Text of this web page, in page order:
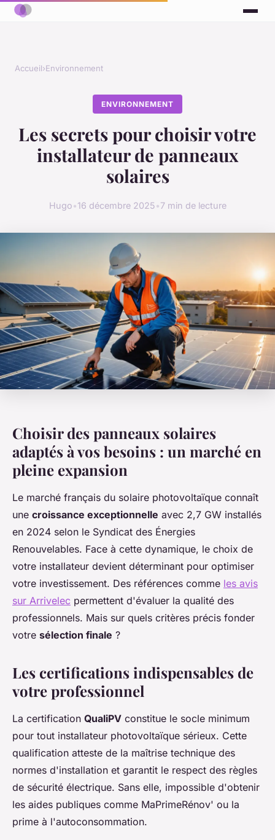
Accueil›Environnement
ENVIRONNEMENT
Les secrets pour choisir votre
installateur de panneaux
solaires
Hugo•16 décembre 2025•7 min de lecture
Choisir des panneaux solaires
adaptés à vos besoins : un marché en
pleine expansion
Le marché français du solaire photovoltaïque connaît
une croissance exceptionnelle avec 2,7 GW installés
en 2024 selon le Syndicat des Énergies
Renouvelables. Face à cette dynamique, le choix de
votre installateur devient déterminant pour optimiser
votre investissement. Des références comme les avis
sur Arrivelec permettent d'évaluer la qualité des
professionnels. Mais sur quels critères précis fonder
votre sélection finale ?
Les certifications indispensables de
votre professionnel
La certification QualiPV constitue le socle minimum
pour tout installateur photovoltaïque sérieux. Cette
qualification atteste de la maîtrise technique des
normes d'installation et garantit le respect des règles
de sécurité électrique. Sans elle, impossible d'obtenir
les aides publiques comme MaPrimeRénov' ou la
prime à l'autoconsommation.